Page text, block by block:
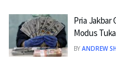
Pria Jakbar
Modus
BY ANDREW SH